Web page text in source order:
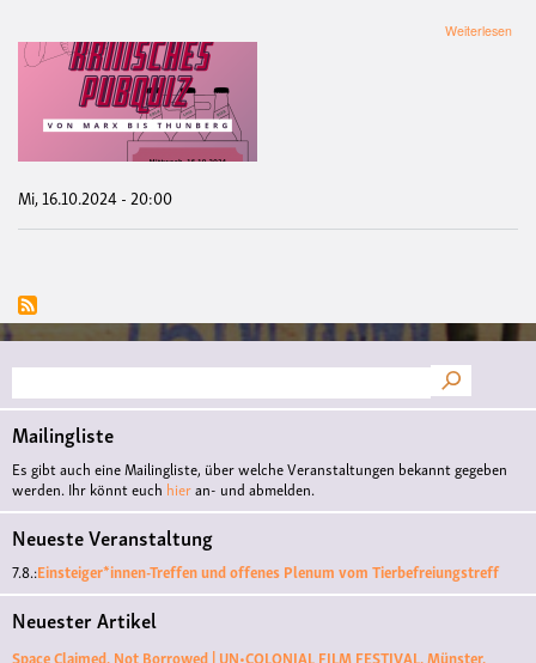
Weiterlesen
Mi, 16.10.2024 - 20:00
Suche
Mailingliste
Es gibt auch eine Mailingliste, über welche Veranstaltungen bekannt gegeben
werden. Ihr könnt euch hieran- und abmelden.
Neueste Veranstaltung
7.8.:Einsteiger*innen-Treffen und offenes Plenum vom Tierbefreiungstreff
Neuester Artikel
Space Claimed, Not Borrowed | UN•COLONIAL FILM FESTIVAL, Münster,